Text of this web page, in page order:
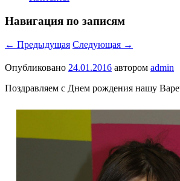
Навигация по записям
← Предыдущая Следующая →
Опубликовано 24.01.2016 автором admin
Поздравляем с Днем рождения нашу